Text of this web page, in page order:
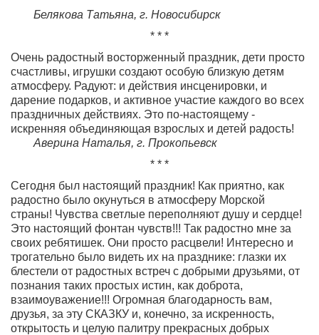
Белякова Татьяна, г. Новосибирск
* * *
Очень радостный восторженный праздник, дети просто
счастливы, игрушки создают особую близкую детям
атмосферу. Радуют: и действия инсценировки, и
дарение подарков, и активное участие каждого во всех
праздничных действиях. Это по-настоящему -
искренняя объединяющая взрослых и детей радость!
Аверина Наталья, г. Прокопьевск
* * *
Сегодня был настоящий праздник! Как приятно, как
радостно было окунуться в атмосферу Морской
страны! Чувства светлые переполняют душу и сердце!
Это настоящий фонтан чувств!!! Так радостно мне за
своих ребятишек. Они просто расцвели! Интересно и
трогательно было видеть их на празднике: глазки их
блестели от радостных встреч с добрыми друзьями, от
познания таких простых истин, как доброта,
взаимоуважение!!! Огромная благодарность вам,
друзья, за эту СКАЗКУ и, конечно, за искренность,
открытость и целую палитру прекрасных добрых